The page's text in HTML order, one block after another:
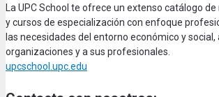
La UPC School te ofrece un extenso catálogo
y cursos de especialización con enfoque
las necesidades del entorno económico y social,
organizaciones y a sus profesionales.
upcschool.upc.edu